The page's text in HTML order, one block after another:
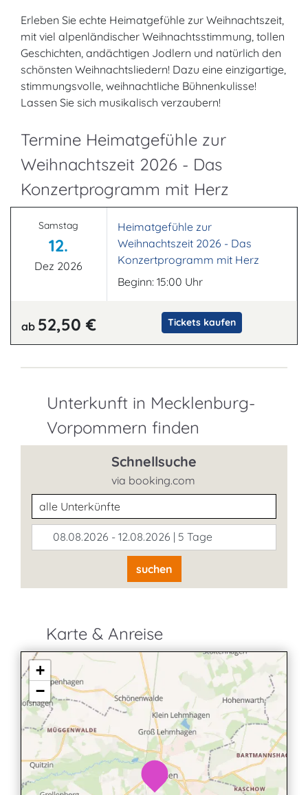
Erleben Sie echte Heimatgefühle zur Weihnachtszeit,
mit viel alpenländischer Weihnachtsstimmung, tollen
Geschichten, andächtigen Jodlern und natürlich den
schönsten Weihnachtsliedern! Dazu eine einzigartige,
stimmungsvolle, weihnachtliche Bühnenkulisse!
Lassen Sie sich musikalisch verzaubern!
Termine Heimatgefühle zur
Weihnachtszeit 2026 - Das
Konzertprogramm mit Herz
Samstag
12.
Dez 2026
Heimatgefühle zur
Weihnachtszeit 2026 - Das
Konzertprogramm mit Herz
Beginn: 15:00 Uhr
ab 52,50 € Tickets kaufen
Unterkunft in Mecklenburg-
Vorpommern finden
Schnellsuche
via booking.com
Unterkunftsart
08.08.2026 - 12.08.2026 | 5 Tage
suchen
Karte & Anreise
+
−